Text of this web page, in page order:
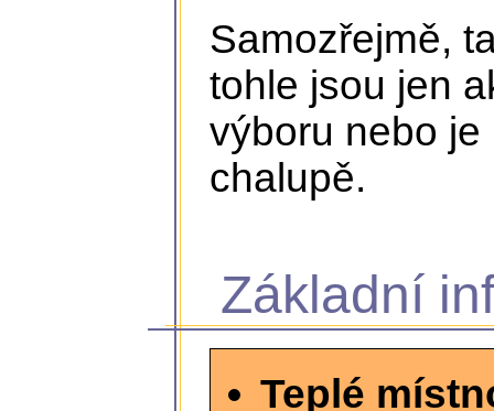
Samozřejmě,
tohle jsou jen
výboru nebo
chalupě.
Základní
Teplé